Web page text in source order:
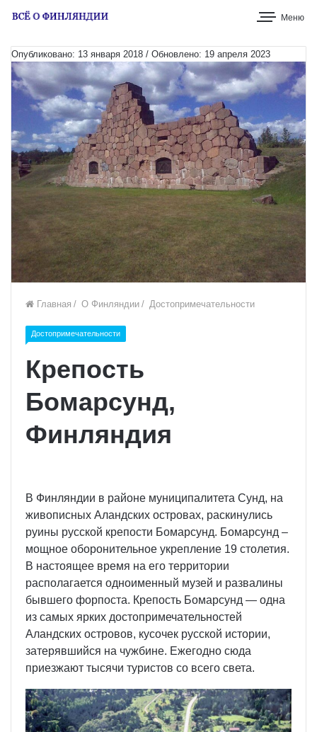
Меню
Опубликовано: 13 января 2018 / Обновлено: 19 апреля 2023
Главная / О Финляндии / Достопримечательности
Достопримечательности
Крепость
Бомарсунд,
Финляндия
В Финляндии в районе муниципалитета Сунд, на
живописных Аландских островах, раскинулись
руины русской крепости Бомарсунд. Бомарсунд –
мощное оборонительное укрепление 19 столетия.
В настоящее время на его территории
располагается одноименный музей и развалины
бывшего форпоста. Крепость Бомарсунд — одна
из самых ярких достопримечательностей
Аландских островов, кусочек русской истории,
затерявшийся на чужбине. Ежегодно сюда
приезжают тысячи туристов со всего света.